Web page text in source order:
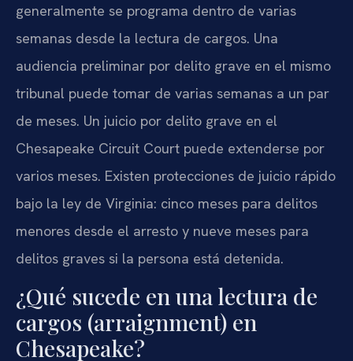
generalmente se programa dentro de varias
semanas desde la lectura de cargos. Una
audiencia preliminar por delito grave en el mismo
tribunal puede tomar de varias semanas a un par
de meses. Un juicio por delito grave en el
Chesapeake Circuit Court puede extenderse por
varios meses. Existen protecciones de juicio rápido
bajo la ley de Virginia: cinco meses para delitos
menores desde el arresto y nueve meses para
delitos graves si la persona está detenida.
¿Qué sucede en una lectura de
cargos (arraignment) en
Chesapeake?